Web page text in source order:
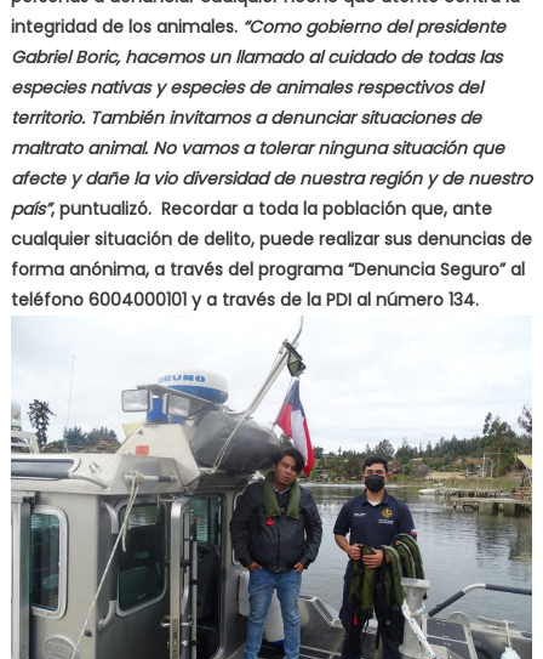
integridad de los animales. “Como gobierno del presidente
Gabriel Boric, hacemos un llamado al cuidado de todas las
especies nativas y especies de animales respectivos del
territorio. También invitamos a denunciar situaciones de
maltrato animal. No vamos a tolerar ninguna situación que
afecte y dañe la vio diversidad de nuestra región y de nuestro
país”, puntualizó. Recordar a toda la población que, ante
cualquier situación de delito, puede realizar sus denuncias de
forma anónima, a través del programa “Denuncia Seguro” al
teléfono 6004000101 y a través de la PDI al número 134.